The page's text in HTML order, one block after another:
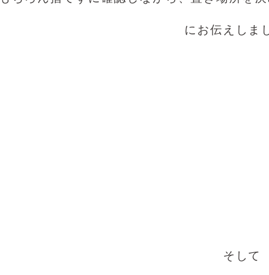
にお伝えしま
そして